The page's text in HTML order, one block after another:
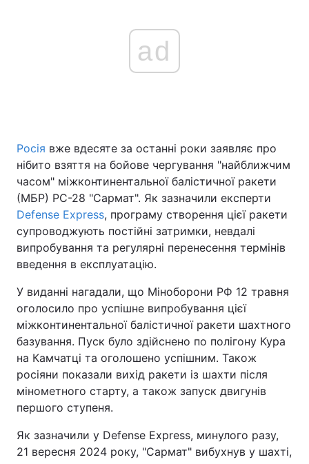
ad
Росія вже вдесяте за останні роки заявляє про
нібито взяття на бойове чергування "найближчим
часом" міжконтинентальної балістичної ракети
(МБР) РС-28 "Сармат". Як зазначили експерти
Defense Express, програму створення цієї ракети
супроводжують постійні затримки, невдалі
випробування та регулярні перенесення термінів
введення в експлуатацію.
У виданні нагадали, що Міноборони РФ 12 травня
оголосило про успішне випробування цієї
міжконтинентальної балістичної ракети шахтного
базування. Пуск було здійснено по полігону Кура
на Камчатці та оголошено успішним. Також
росіяни показали вихід ракети із шахти після
мінометного старту, а також запуск двигунів
першого ступеня.
Як зазначили у Defense Express, минулого разу,
21 вересня 2024 року, "Сармат" вибухнув у шахті,